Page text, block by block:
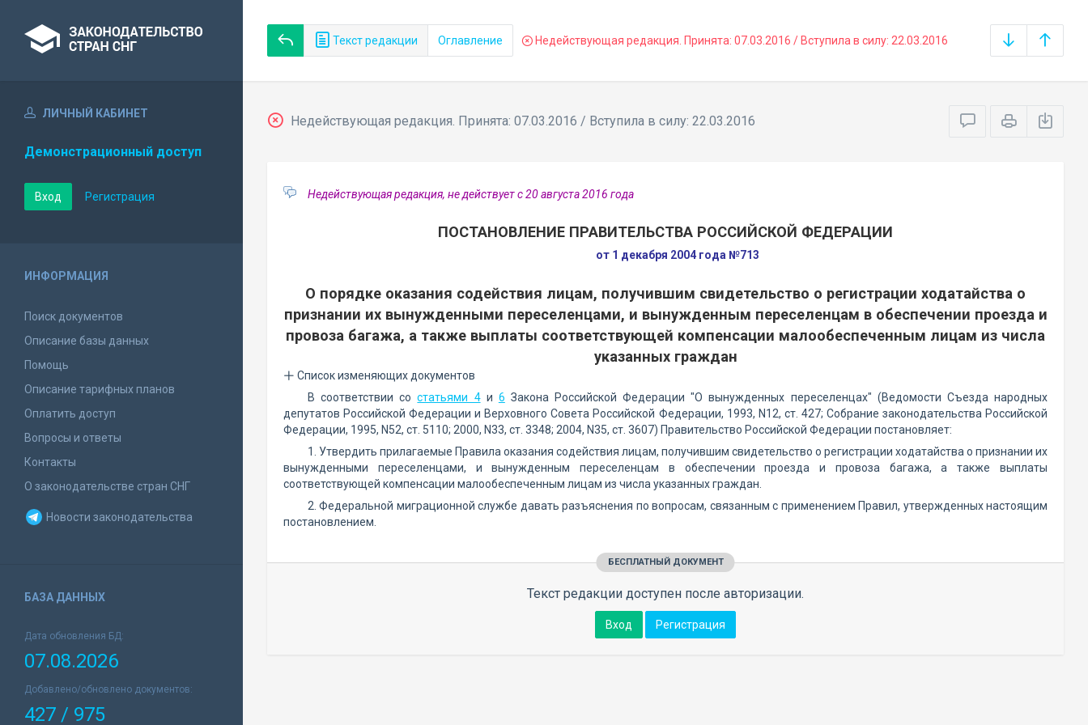
Текст редакции Оглавление Недействующая редакция. Принята: 07.03.2016 / Вступила в силу: 22.03.2016
ЛИЧНЫЙ КАБИНЕТ
Демонстрационный доступ
Вход Регистрация
ИНФОРМАЦИЯ
Поиск документов
Описание базы данных
Помощь
Описание тарифных планов
Оплатить доступ
Вопросы и ответы
Контакты
О законодательстве стран СНГ
Новости законодательства
БАЗА ДАННЫХ
Дата обновления БД:
07.08.2026
Добавлено/обновлено документов:
427 / 975
Недействующая редакция. Принята: 07.03.2016 / Вступила в силу: 22.03.2016
Недействующая редакция, не действует с 20 августа 2016 года
ПОСТАНОВЛЕНИЕ ПРАВИТЕЛЬСТВА РОССИЙСКОЙ ФЕДЕРАЦИИ
от 1 декабря 2004 года №713
О порядке оказания содействия лицам, получившим свидетельство о регистрации ходатайства о
признании их вынужденными переселенцами, и вынужденным переселенцам в обеспечении проезда и
провоза багажа, а также выплаты соответствующей компенсации малообеспеченным лицам из числа
указанных граждан
Список изменяющих документов
В соответствии состатьями 4и 6 Закона Российской Федерации "О вынужденных переселенцах" (Ведомости Съезда народных
депутатов Российской Федерации и Верховного Совета Российской Федерации, 1993, N12, ст. 427; Собрание законодательства Российской
Федерации, 1995, N52, ст. 5110; 2000, N33, ст. 3348; 2004, N35, ст. 3607) Правительство Российской Федерации постановляет:
1. Утвердить прилагаемые Правила оказания содействия лицам, получившим свидетельство о регистрации ходатайства о признании их
вынужденными переселенцами, и вынужденным переселенцам в обеспечении проезда и провоза багажа, а также выплаты
соответствующей компенсации малообеспеченным лицам из числа указанных граждан.
2. Федеральной миграционной службе давать разъяснения по вопросам, связанным с применением Правил, утвержденных настоящим
постановлением.
БЕСПЛАТНЫЙ ДОКУМЕНТ
Текст редакции доступен после авторизации.
Вход Регистрация